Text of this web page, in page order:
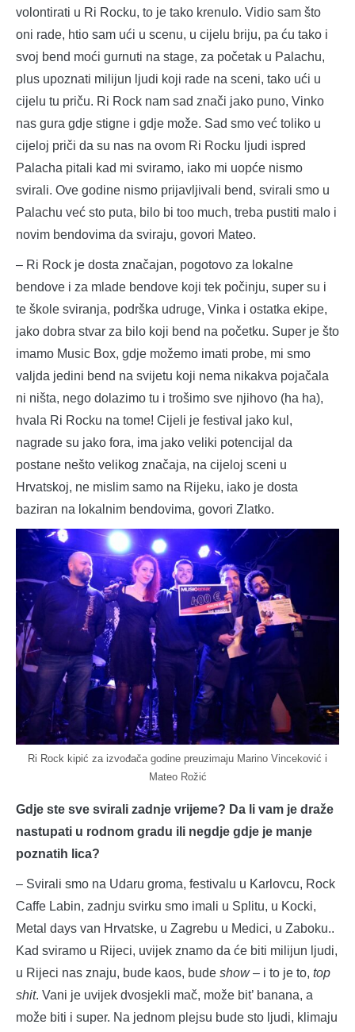
volontirati u Ri Rocku, to je tako krenulo. Vidio sam što
oni rade, htio sam ući u scenu, u cijelu briju, pa ću tako i
svoj bend moći gurnuti na stage, za početak u Palachu,
plus upoznati milijun ljudi koji rade na sceni, tako ući u
cijelu tu priču. Ri Rock nam sad znači jako puno, Vinko
nas gura gdje stigne i gdje može. Sad smo već toliko u
cijeloj priči da su nas na ovom Ri Rocku ljudi ispred
Palacha pitali kad mi sviramo, iako mi uopće nismo
svirali. Ove godine nismo prijavljivali bend, svirali smo u
Palachu već sto puta, bilo bi too much, treba pustiti malo i
novim bendovima da sviraju, govori Mateo.
– Ri Rock je dosta značajan, pogotovo za lokalne
bendove i za mlade bendove koji tek počinju, super su i
te škole sviranja, podrška udruge, Vinka i ostatka ekipe,
jako dobra stvar za bilo koji bend na početku. Super je što
imamo Music Box, gdje možemo imati probe, mi smo
valjda jedini bend na svijetu koji nema nikakva pojačala
ni ništa, nego dolazimo tu i trošimo sve njihovo (ha ha),
hvala Ri Rocku na tome! Cijeli je festival jako kul,
nagrade su jako fora, ima jako veliki potencijal da
postane nešto velikog značaja, na cijeloj sceni u
Hrvatskoj, ne mislim samo na Rijeku, iako je dosta
baziran na lokalnim bendovima, govori Zlatko.
Ri Rock kipić za izvođača godine preuzimaju Marino Vinceković i
Mateo Rožić
Gdje ste sve svirali zadnje vrijeme? Da li vam je draže
nastupati u rodnom gradu ili negdje gdje je manje
poznatih lica?
– Svirali smo na Udaru groma, festivalu u Karlovcu, Rock
Caffe Labin, zadnju svirku smo imali u Splitu, u Kocki,
Metal days van Hrvatske, u Zagrebu u Medici, u Zaboku..
Kad sviramo u Rijeci, uvijek znamo da će biti milijun ljudi,
u Rijeci nas znaju, bude kaos, bude show– i to je to, top
shit. Vani je uvijek dvosjekli mač, može bit’ banana, a
može biti i super. Na jednom plejsu bude sto ljudi, klimaju